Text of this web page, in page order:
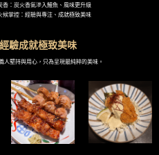
香：炭火香氣滲入鰻魚、風味更升級
候掌控：經驗與專注、成就極致美味
驗成就極致美味
堅持與用心，只為呈現最純粹的美味。